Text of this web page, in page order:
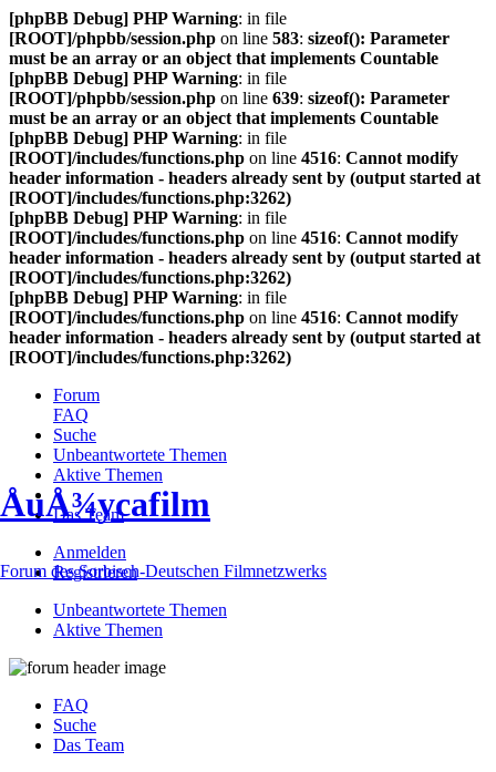
[phpBB Debug] PHP Warning: in file
[ROOT]/phpbb/session.php on line 583: sizeof(): Parameter
must be an array or an object that implements Countable
[phpBB Debug] PHP Warning: in file
[ROOT]/phpbb/session.php on line 639: sizeof(): Parameter
must be an array or an object that implements Countable
[phpBB Debug] PHP Warning: in file
[ROOT]/includes/functions.php on line 4516: Cannot modify
header information - headers already sent by (output started at
[ROOT]/includes/functions.php:3262)
[phpBB Debug] PHP Warning: in file
[ROOT]/includes/functions.php on line 4516: Cannot modify
header information - headers already sent by (output started at
[ROOT]/includes/functions.php:3262)
[phpBB Debug] PHP Warning: in file
[ROOT]/includes/functions.php on line 4516: Cannot modify
header information - headers already sent by (output started at
[ROOT]/includes/functions.php:3262)
Forum
FAQ
Suche
Unbeantwortete Themen
Aktive Themen
Das Team
Anmelden
Registrieren
Unbeantwortete Themen
Aktive Themen
ÅuÅ¾ycafilm
Forum des Sorbisch-Deutschen Filmnetzwerks
FAQ
Suche
Das Team